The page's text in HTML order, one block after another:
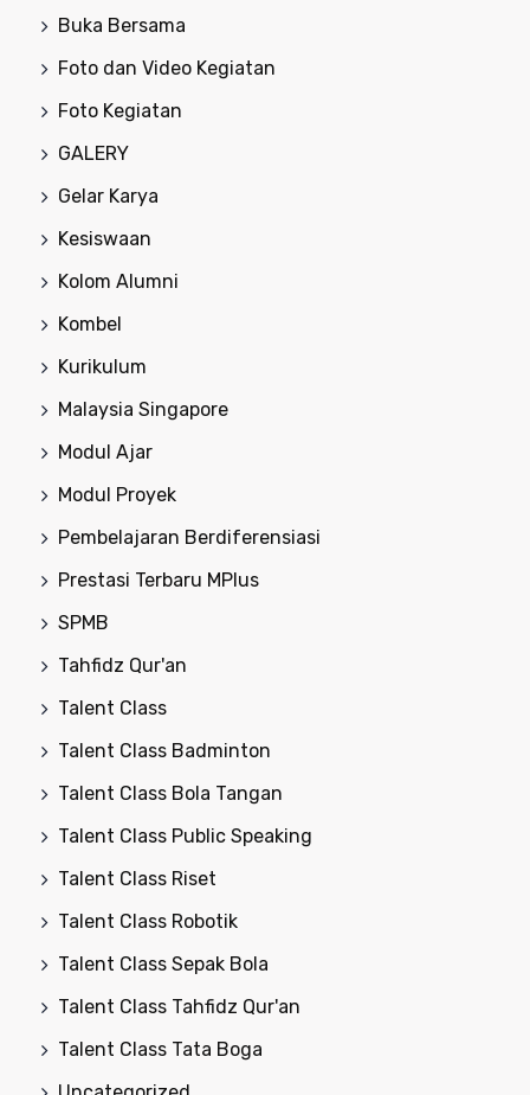
Buka Bersama
Foto dan Video Kegiatan
Foto Kegiatan
GALERY
Gelar Karya
Kesiswaan
Kolom Alumni
Kombel
Kurikulum
Malaysia Singapore
Modul Ajar
Modul Proyek
Pembelajaran Berdiferensiasi
Prestasi Terbaru MPlus
SPMB
Tahfidz Qur'an
Talent Class
Talent Class Badminton
Talent Class Bola Tangan
Talent Class Public Speaking
Talent Class Riset
Talent Class Robotik
Talent Class Sepak Bola
Talent Class Tahfidz Qur'an
Talent Class Tata Boga